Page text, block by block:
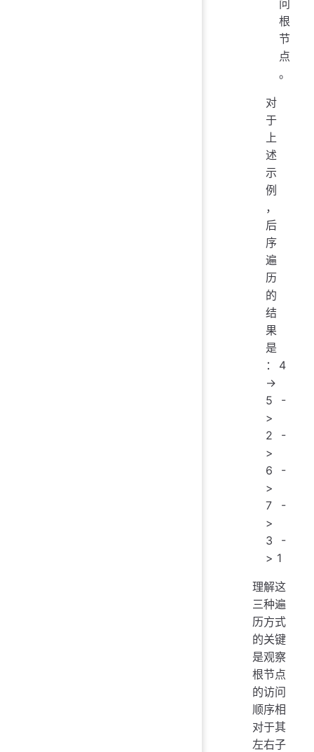
问
根
节
点
。
对
于
上
述
示
例
，
后
序
遍
历
的
结
果
是
：4
->
5 -
>
2 -
>
6 -
>
7 -
>
3 -
> 1
理解这
三种遍
历方式
的关键
是观察
根节点
的访问
顺序相
对于其
左右子